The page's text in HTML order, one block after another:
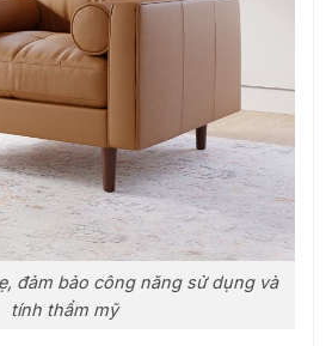
đảm bảo công năng sử dụng và
tính thẩm mỹ